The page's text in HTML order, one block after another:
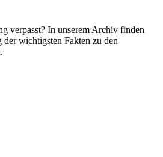
verpasst? In unserem Archiv finden
der wichtigsten Fakten zu den